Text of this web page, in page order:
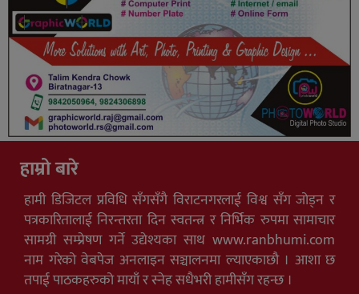
हाम्रो बारे
हामी डिजिटल प्रविधि सँगसँगै विराटनगरलाई विश्व सँग जोड्न र
पत्रकारितालाई निरन्तरता दिन स्वतन्त्र र निर्भिक रुपमा सामाचार
सामग्री सम्प्रेषण गर्ने उद्येश्यका साथ www.ranbhumi.com
नाम गरेको वेबपेज अनलाइन सञ्चालनमा ल्याएकाछौ । आशा छ
तपाई पाठकहरुको मायाँ र स्नेह सधैभरी हामीसँग रहन्छ ।